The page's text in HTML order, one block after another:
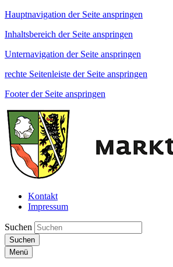
Hauptnavigation der Seite anspringen
Inhaltsbereich der Seite anspringen
Unternavigation der Seite anspringen
rechte Seitenleiste der Seite anspringen
Footer der Seite anspringen
Kontakt
Impressum
Suchen
Suchen
Menü